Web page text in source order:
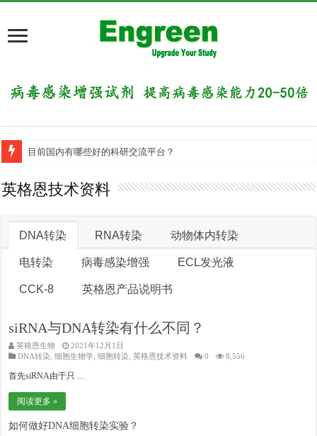
目前国内有哪些好的科研交流平台？
英格恩技术资料
DNA转染 RNA转染 动物体内转染
电转染 病毒感染增强 ECL发光液
CCK-8 英格恩产品说明书
siRNA与DNA转染有什么不同？
英格恩生物
2021年12月1日
DNA转染 ,细胞生物学 ,细胞转染 ,英格恩技术资料 0 8,556
首先siRNA由于只 …
阅读更多 »
如何做好DNA细胞转染实验？